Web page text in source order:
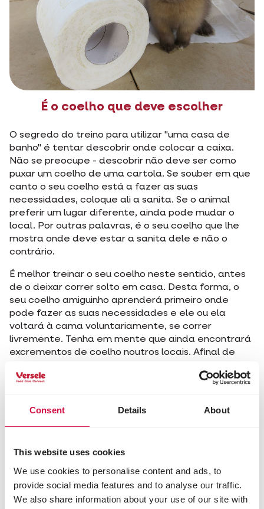
Consent Details About
This website uses cookies
We use cookies to personalise content and ads, to
provide social media features and to analyse our traffic.
We also share information about your use of our site with
É o coelho que deve escolher
O segredo do treino para utilizar "uma casa de
banho" é tentar descobrir onde colocar a caixa.
Não se preocupe - descobrir não deve ser como
puxar um coelho de uma cartola. Se souber em que
canto o seu coelho está a fazer as suas
necessidades, coloque ali a sanita. Se o animal
preferir um lugar diferente, ainda pode mudar o
local. Por outras palavras, é o seu coelho que lhe
mostra onde deve estar a sanita dele e não o
contrário.
É melhor treinar o seu coelho neste sentido, antes
de o deixar correr solto em casa. Desta forma, o
seu coelho amiguinho aprenderá primeiro onde
pode fazer as suas necessidades e ele ou ela
voltará à cama voluntariamente, se correr
livremente. Tenha em mente que ainda encontrará
excrementos de coelho noutros locais. Afinal de
Isto é perfeitamente normal. O coelho marca o seu
são secos, consistentes e inodoros.
Partilhar este artigo
Partilhar no
Partilhar